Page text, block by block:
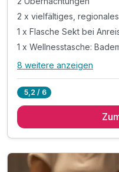
2 x vielfältiges,
1 x Flasche Sekt bei
1 x Wellnesstasche:
Alle Inklusivleistungen
2 x vielfältiges,
inkl. Zugang zum
8 weitere anzeigen
5,2 / 6